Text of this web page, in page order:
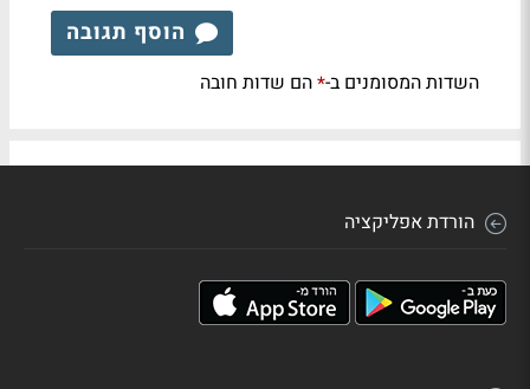
הוסף תגובה
השדות המסומנים ב-*הם שדות חובה
הורדת אפליקציה